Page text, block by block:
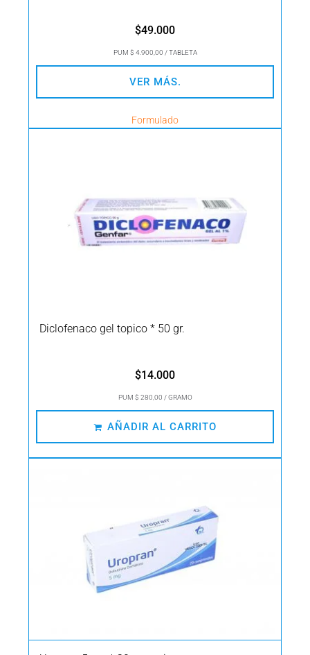
$49.000
PUM $ 4.900,00 / TABLETA
VER MÁS.
Formulado
Diclofenaco gel topico * 50 gr.
$14.000
PUM $ 280,00 / GRAMO
AÑADIR AL CARRITO